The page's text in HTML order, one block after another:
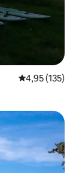
4,95 de uma
4,95 (135)